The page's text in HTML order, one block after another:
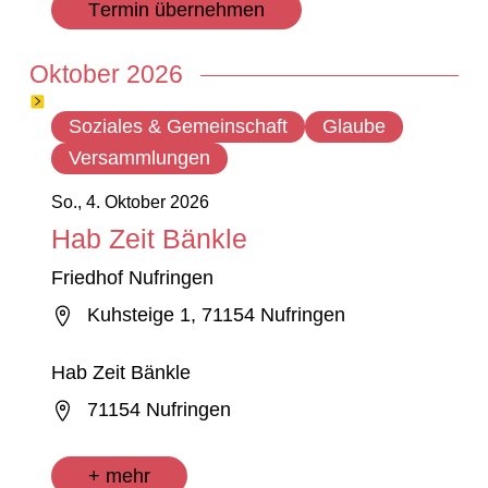
Termin übernehmen
Oktober 2026
So., 4. Oktober 2026
Hab Zeit Bänkle
Friedhof Nufringen
Kuhsteige 1, 71154 Nufringen
Hab Zeit Bänkle
71154 Nufringen
+ mehr
Soziales & Gemeinschaft
Glaube
Versammlungen